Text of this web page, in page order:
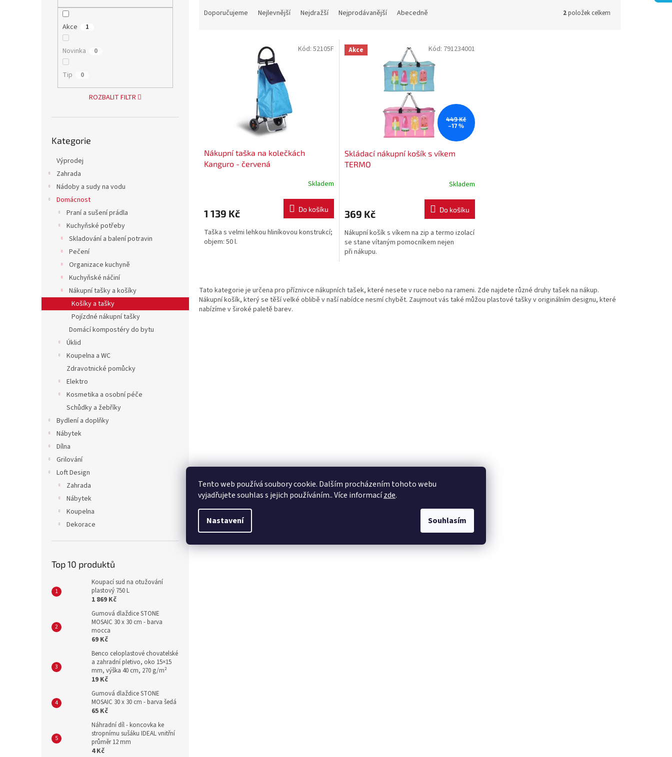
Tento web používá soubory cookie. Dalším procházením tohoto webu
vyjadřujete souhlas s jejich používáním.. Více informacízde.
Nastavení Souhlasím
Akce 1
Novinka 0
Tip 0
ROZBALIT FILTR
kategorie
Kategorie
Výprodej
Zahrada
Nádoby a sudy na vodu
Domácnost
Praní a sušení prádla
Kuchyňské potřeby
Skladování a balení potravin
Pečení
Organizace kuchyně
Kuchyňské náčiní
Nákupní tašky a košíky
Košíky a tašky
Pojízdné nákupní tašky
Domácí kompostéry do bytu
Úklid
Koupelna a WC
Zdravotnické pomůcky
Elektro
Kosmetika a osobní péče
Schůdky a žebříky
Bydlení a doplňky
Nábytek
Dílna
Grilování
Loft Design
Zahrada
Nábytek
Koupelna
Dekorace
Top 10 produktů
Koupací sud na otužování
plastový 750 L
1 869 Kč
Gumová dlaždice STONE
MOSAIC 30 x 30 cm - barva
mocca
69 Kč
Benco celoplastové chovatelské
a zahradní pletivo, oko 15×15
mm, výška 40 cm, 270 g/m²
19 Kč
Gumová dlaždice STONE
MOSAIC 30 x 30 cm - barva šedá
65 Kč
Náhradní díl - koncovka ke
stropnímu sušáku IDEAL vnitřní
průměr 12 mm
4 Kč
Doporučujeme Nejlevnější Nejdražší Nejprodávanější Abecedně 2položek celkem
Nákupní taška na kolečkách
Kanguro - červená
Skladem
1 139 Kč Do košíku
Taška s velmi lehkou hliníkovou konstrukcí;
objem: 50 l.
Kód: 52105F Akce
449 Kč
–17 %
Skládací nákupní košík s víkem
TERMO
Skladem
369 Kč Do košíku
Nákupní košík s víkem na zip a termo izolací
se stane vítaným pomocníkem nejen
při nákupu.
Kód: 791234001
l
á
Tato kategorie je určena pro příznivce nákupních tašek, které nesete v ruce nebo na rameni. Zde najdete různé druhy tašek na nákup.
Nákupní košík, který se těší velké oblibě v naší nabídce nesmí chybět. Zaujmout vás také můžou plastové tašky v originálním designu, které
nabízíme v široké paletě barev.